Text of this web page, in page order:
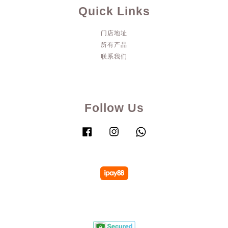
Quick Links
门店地址
所有产品
联系我们
Follow Us
Facebook Instagram